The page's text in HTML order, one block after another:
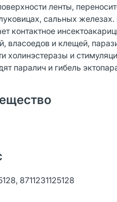
ленты,
сальных
контактное
власоедов и клещей,
холинэстеразы и
паралич и гибель
8711231125128